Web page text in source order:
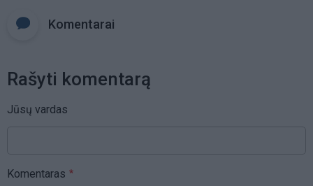
Komentarai
Rašyti komentarą
Jūsų vardas
Komentaras